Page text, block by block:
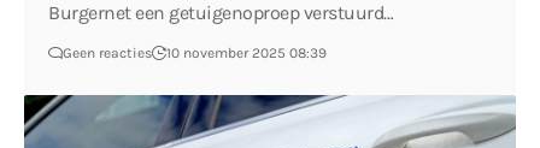
Burgernet een getuigenoproep verstuurd…
Geen reacties 10 november 2025 08:39